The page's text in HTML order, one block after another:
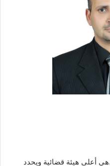
،هي أعلى هيئة قضائية ويحدد